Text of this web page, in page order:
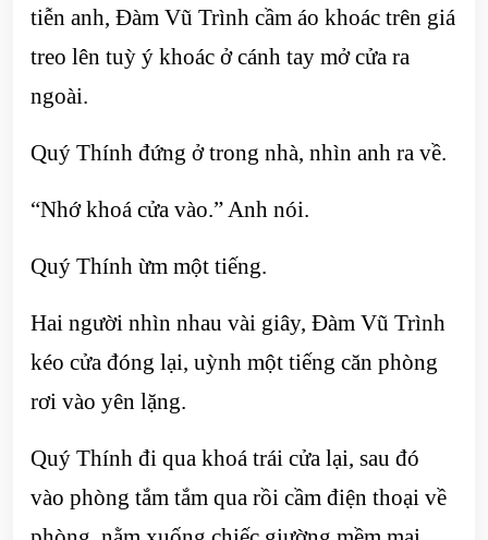
tiễn anh, Đàm Vũ Trình cầm áo khoác trên giá
treo lên tuỳ ý khoác ở cánh tay mở cửa ra
ngoài.
Quý Thính đứng ở trong nhà, nhìn anh ra về.
“Nhớ khoá cửa vào.” Anh nói.
Quý Thính ừm một tiếng.
Hai người nhìn nhau vài giây, Đàm Vũ Trình
kéo cửa đóng lại, uỳnh một tiếng căn phòng
rơi vào yên lặng.
Quý Thính đi qua khoá trái cửa lại, sau đó
vào phòng tắm tắm qua rồi cầm điện thoại về